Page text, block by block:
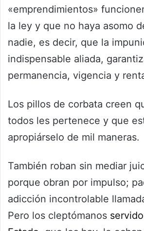
«emprendimientos»
la ley y que no haya asomo
nadie, es decir, que la
indispensable aliada,
permanencia, vigencia y
Los pillos de corbata creen
todos les pertenece y que
apropiárselo de mil maneras.
También roban sin mediar
porque obran por impulso;
adicción incontrolable
Pero los cleptómanos